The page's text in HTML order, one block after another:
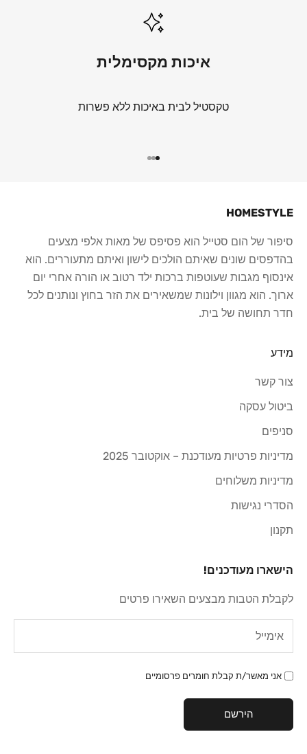
איכות מקסימלית
טקסטיל לבית באיכות ללא פשרות
עבור לפריט 1
עבור לפריט 2
עבור לפריט 3
HOMESTYLE
סיפור של הום סטייל הוא פסיפס של מאות אלפי מצעים
בהדפסים שונים שאיתם הולכים לישון ואיתם מתעוררים. הוא
אינסוף מגבות שעוטפות ברכות ילד רטוב או הורה אחרי יום
ארוך. הוא מגוון וילונות שמשאירים את הזר בחוץ ונותנים לכל
חדר תחושה של בית.
מידע
צור קשר
ביטול עסקה
סניפים
מדיניות פרטיות מעודכנת – אוקטובר 2025
מדיניות משלוחים
הסדרי נגישות
תקנון
הישארו מעודכנים!
לקבלת הטבות מבצעים השאירו פרטים
אני מאשר/ת קבלת חומרים פרסומיים
הירשם